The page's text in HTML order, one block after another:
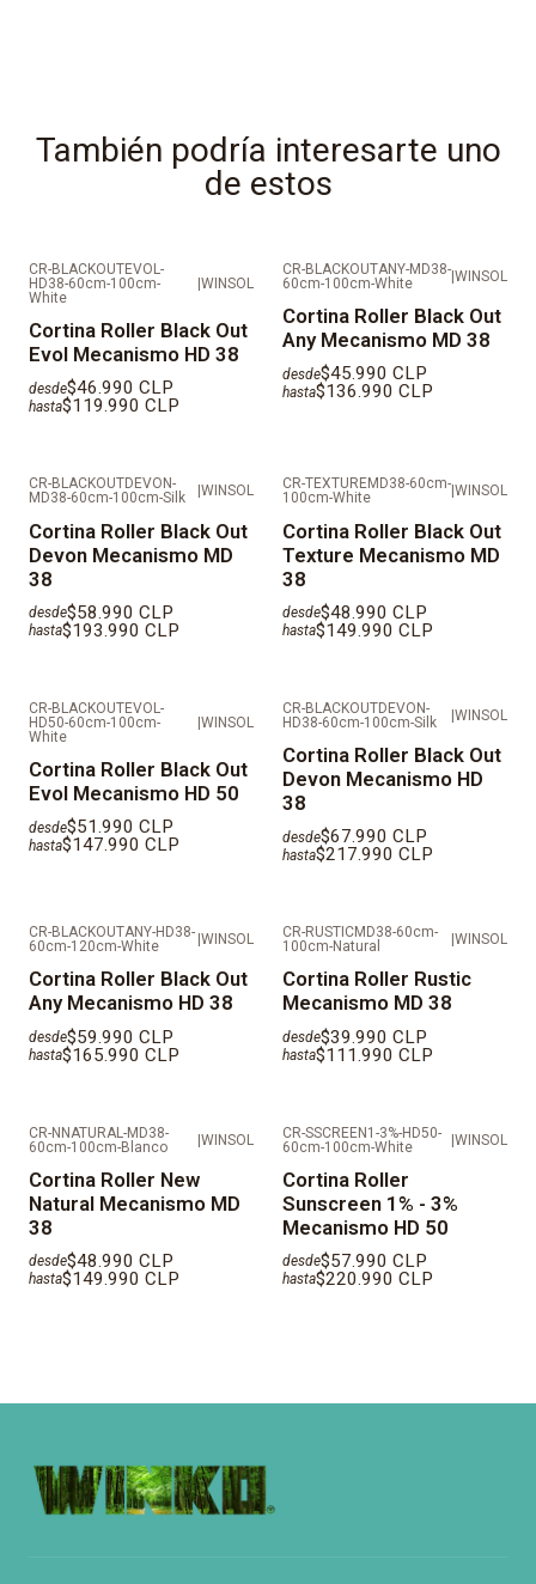
Todas nuestras telas cuentan con:
Antibacterial
Anti rayos UV
IMPORTANTE: AL SER PRODUCTOS FABRICADOS A
MEDIDAS LOS TIEMPOS DE ENTREGA SON DE 10 DÍAS
VALORES REFLEJADOS NO CONSIDERAN
INSTALACIÓN.
DESPACHOS EN REGIÓN METROPOLITANA EN MAIPO,
TALAGANTE, CORDILLERA, MELIPILLA Y
PROVINCIAS FUERA DE SANTIAGO SE DEBE COTIZAR
También podría interesarte uno
de estos
CR-BLACKOUTEVOL-
HD38-60cm-100cm-
White
WINSOL
Cortina Roller Black Out
Evol Mecanismo HD 38
desde$46.990 CLP
hasta$119.990 CLP
CR-BLACKOUTANY-MD38-
60cm-100cm-White
WINSOL
Cortina Roller Black Out
Any Mecanismo MD 38
desde$45.990 CLP
hasta$136.990 CLP
CR-BLACKOUTDEVON-
MD38-60cm-100cm-Silk
WINSOL
Cortina Roller Black Out
Devon Mecanismo MD
38
desde$58.990 CLP
hasta$193.990 CLP
CR-TEXTUREMD38-60cm-
100cm-White
WINSOL
Cortina Roller Black Out
Texture Mecanismo MD
38
desde$48.990 CLP
hasta$149.990 CLP
CR-BLACKOUTEVOL-
HD50-60cm-100cm-
White
|WINSOL
Cortina Roller Black Out
Evol Mecanismo HD 50
desde$51.990 CLP
hasta$147.990 CLP
CR-BLACKOUTDEVON-
HD38-60cm-100cm-Silk
|WINSOL
Cortina Roller Black Out
Devon Mecanismo HD
38
desde$67.990 CLP
hasta$217.990 CLP
CR-BLACKOUTANY-HD38-
60cm-120cm-White
WINSOL
Cortina Roller Black Out
Any Mecanismo HD 38
desde$59.990 CLP
hasta$165.990 CLP
CR-RUSTICMD38-60cm-
100cm-Natural
WINSOL
Cortina Roller Rustic
Mecanismo MD 38
desde$39.990 CLP
hasta$111.990 CLP
CR-NNATURAL-MD38-
60cm-100cm-Blanco
|WINSOL
Cortina Roller New
Natural Mecanismo MD
38
desde$48.990 CLP
hasta$149.990 CLP
CR-SSCREEN1-3%-HD50-
60cm-100cm-White
|WINSOL
Cortina Roller
Sunscreen 1% - 3%
Mecanismo HD 50
desde$57.990 CLP
hasta$220.990 CLP